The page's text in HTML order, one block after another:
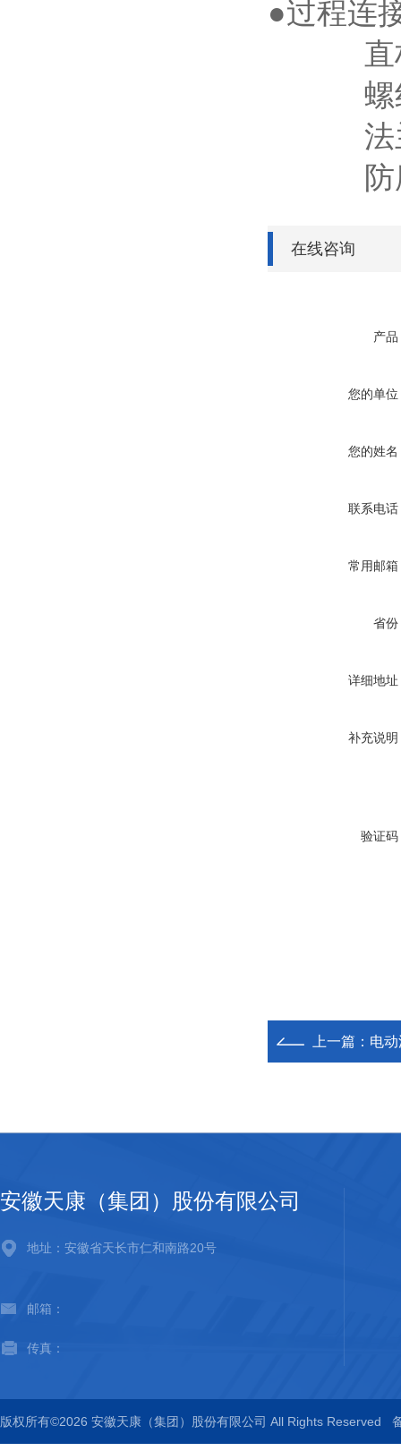
●过程连
直杆
螺纹式
法兰
防腐式
在线咨询
产品
您的单位
您的姓名
联系电话
常用邮箱
省份
详细地址
补充说明
验证码
上一篇： 电
安徽天康（集团）股份有限公司
地址：安徽省天长市仁和南路20号
邮箱：
传真：
版权所有©2026 安徽天康（集团）股份有限公司 All Rights Reserved